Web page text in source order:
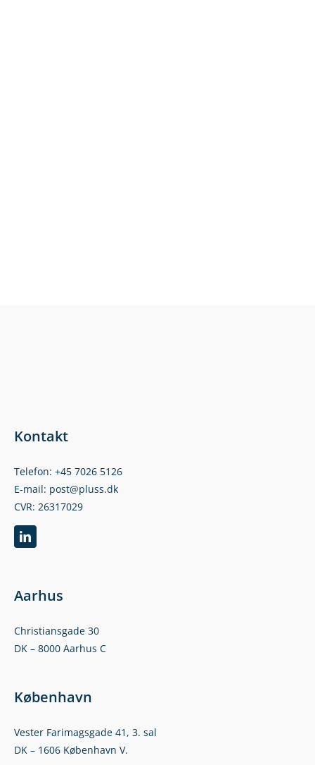
Kontakt
Telefon: +45 7026 5126
E-mail: post@pluss.dk
CVR: 26317029
Aarhus
Christiansgade 30
DK – 8000 Aarhus C
København
Vester Farimagsgade 41, 3. sal
DK – 1606 København V.